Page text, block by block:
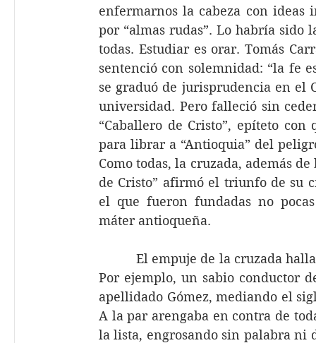
enfermarnos la cabeza con ideas
por “almas rudas”. Lo habría sido
todas. Estudiar es orar. Tomás
sentenció con solemnidad: “la fe
se graduó de jurisprudencia en el
universidad. Pero falleció sin
“Caballero de Cristo”, epíteto con
para librar a “Antioquia” del
Como todas, la cruzada, además
de Cristo” afirmó el triunfo de su
el que fueron fundadas no
máter antioqueña.
El empuje de la cruzada
Por ejemplo, un sabio conductor
apellidado Gómez, mediando el
A la par arengaba en contra de
la lista, engrosando sin palabra ni